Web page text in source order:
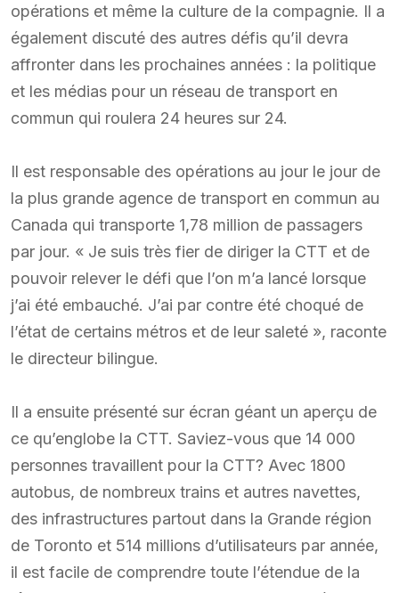
opérations et même la culture de la compagnie. Il a
également discuté des autres défis qu’il devra
affronter dans les prochaines années : la politique
et les médias pour un réseau de transport en
commun qui roulera 24 heures sur 24.
Il est responsable des opérations au jour le jour de
la plus grande agence de transport en commun au
Canada qui transporte 1,78 million de passagers
par jour. « Je suis très fier de diriger la CTT et de
pouvoir relever le défi que l’on m’a lancé lorsque
j’ai été embauché. J’ai par contre été choqué de
l’état de certains métros et de leur saleté », raconte
le directeur bilingue.
Il a ensuite présenté sur écran géant un aperçu de
ce qu’englobe la CTT. Saviez-vous que 14 000
personnes travaillent pour la CTT? Avec 1800
autobus, de nombreux trains et autres navettes,
des infrastructures partout dans la Grande région
de Toronto et 514 millions d’utilisateurs par année,
il est facile de comprendre toute l’étendue de la